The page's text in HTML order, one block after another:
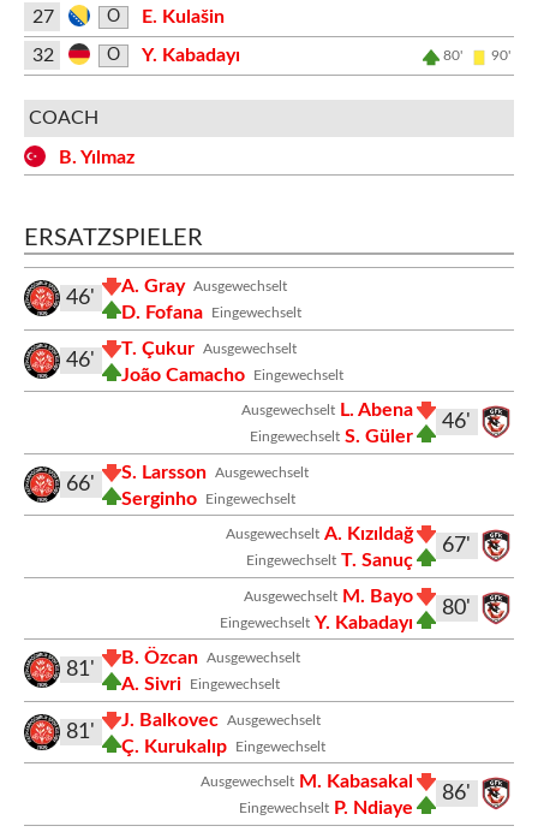
27 O
E. Kulašin
32
O Y. Kabadayı 80' 90'
COACH
B. Yılmaz
ERSATZSPIELER
Ausgewechselt
A. Gray
Eingewechselt
D. Fofana
46'
Ausgewechselt
T. Çukur
Eingewechselt
João Camacho
46'
46'
Ausgewechselt L. Abena
Eingewechselt S. Güler
Ausgewechselt
S. Larsson
Eingewechselt
Serginho
66'
67'
Ausgewechselt A. Kızıldağ
Eingewechselt T. Sanuç
80'
Ausgewechselt M. Bayo
Eingewechselt Y. Kabadayı
Ausgewechselt
B. Özcan
Eingewechselt
A. Sivri
81'
Ausgewechselt
J. Balkovec
Eingewechselt
Ç. Kurukalıp
81'
86'
Ausgewechselt M. Kabasakal
Eingewechselt P. Ndiaye